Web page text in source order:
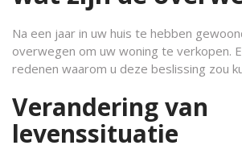
Na een jaar in uw huis te hebben
overwegen om uw woning te verkopen.
redenen waarom u deze beslissing zou
Verandering van
levenssituatie